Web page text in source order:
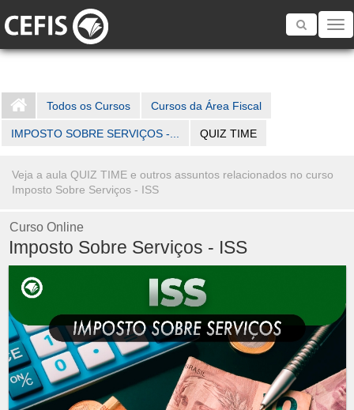
Toggle
Todos os Cursos Cursos da Área Fiscal
IMPOSTO SOBRE SERVIÇOS -... QUIZ TIME
Veja a aula QUIZ TIME e outros assuntos relacionados no curso
Imposto Sobre Serviços - ISS
Curso Online
Imposto Sobre Serviços - ISS